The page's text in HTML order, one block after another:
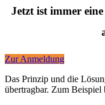
Jetzt ist immer
Zur Anmeldung
Das Prinzip und die
übertragbar. Zum Beispiel